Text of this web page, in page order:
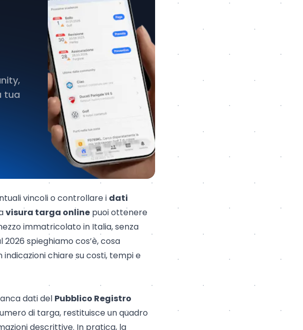
tua
vincoli o controllare i dati
visura targa online puoi ottenere
immatricolato in Italia, senza
spieghiamo cos’è, cosa
chiare su costi, tempi e
dati del Pubblico Registro
di targa, restituisce un quadro
descrittive. In pratica, la